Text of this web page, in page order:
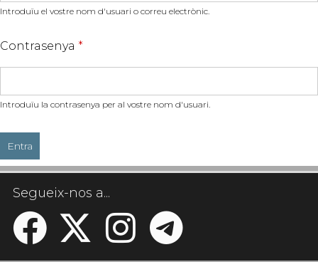
Introduïu el vostre nom d'usuari o correu electrònic.
Contrasenya *
Introduïu la contrasenya per al vostre nom d'usuari.
Segueix-nos a...